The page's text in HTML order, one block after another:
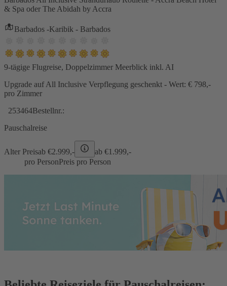
& Spa oder The Abidah by Accra
Barbados -Karibik - Barbados
9-tägige Flugreise, Doppelzimmer Meerblick inkl. AI
Upgrade auf All Inclusive Verpflegung geschenkt - Wert: € 798,-
pro Zimmer
253464Bestellnr.:
Pauschalreise
Alter Preisab €2.999,- ab €1.999,-
pro PersonPreis pro Person